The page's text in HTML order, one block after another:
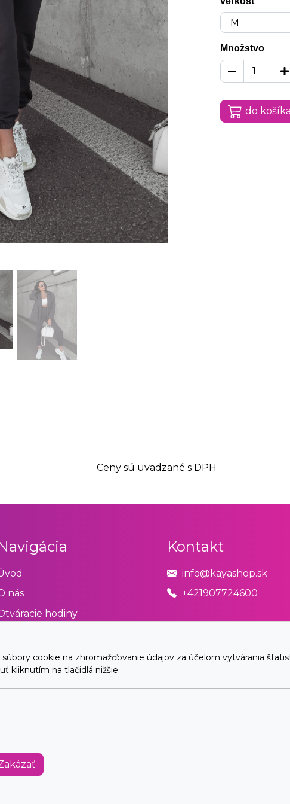
Množstvo
do
Ceny sú uvadzané s DPH
cookie na zhromažďovanie údajov za účelom vytvárania
kliknutím na tlačidlá nižšie.
nás
hodiny
od zmluvy tu
Kontakt
info@kayashop.sk
+421907724600